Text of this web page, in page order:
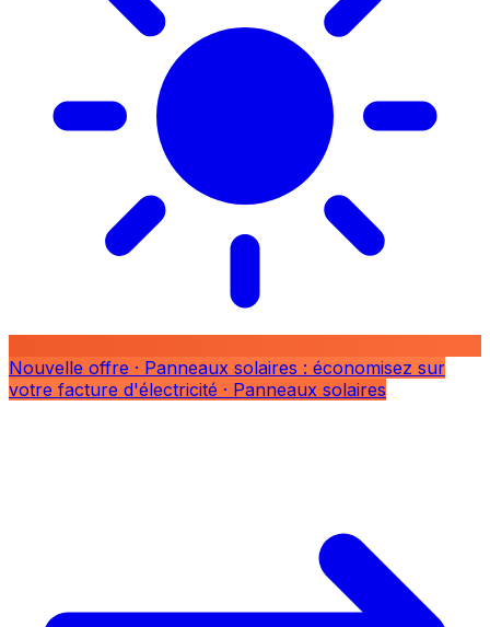
Nouvelle offre · Panneaux solaires : économisez sur
votre facture d'électricité · Panneaux solaires